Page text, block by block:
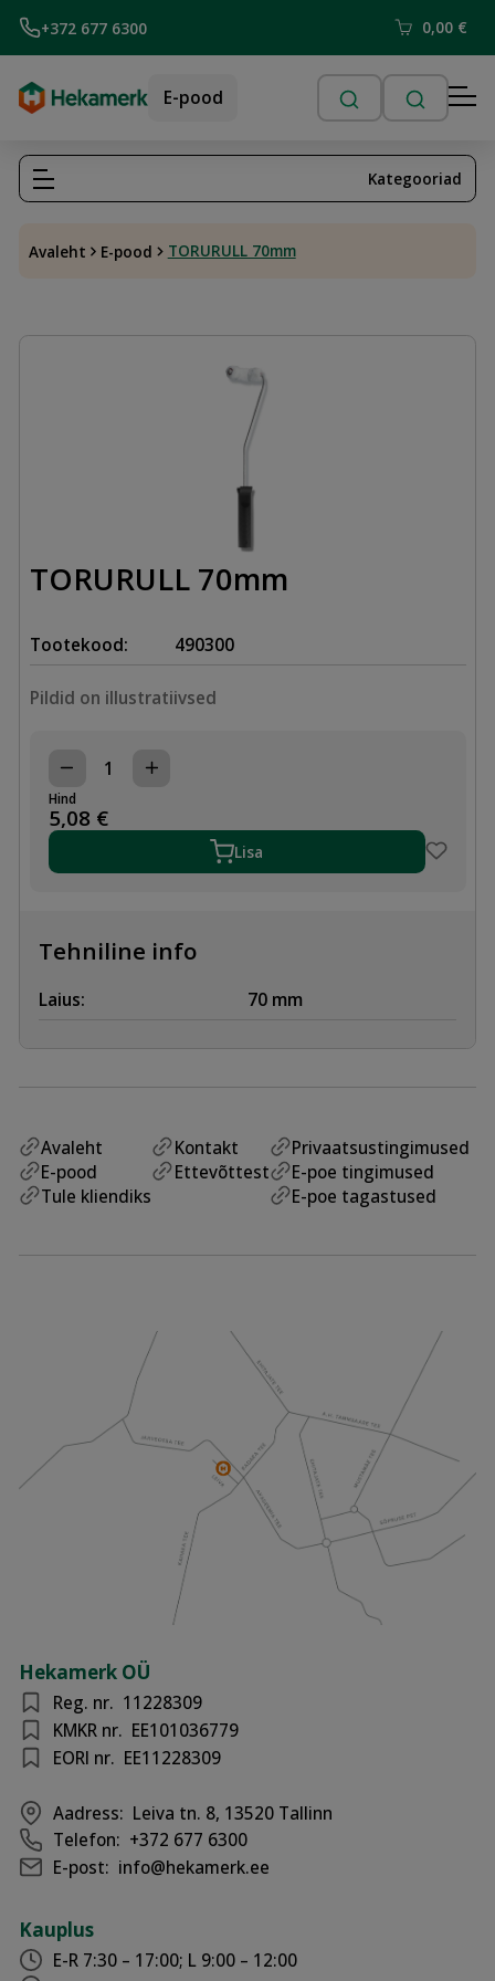
+372 677 6300 0,00 €
E-pood
Avaleht E-pood TORURULL 70mm
Kategooriad
TORURULL 70mm
Tootekood: 490300
Pildid on illustratiivsed
TORURULL
70mm
kogus
Hind
5,08 €
Lisa
Tehniline info
Laius: 70 mm
Avaleht
E-pood
Tule kliendiks
Kontakt
Ettevõttest
Privaatsustingimused
E-poe tingimused
E-poe tagastused
Hekamerk OÜ
Reg. nr. 11228309
KMKR nr. EE101036779
EORI nr. EE11228309
Aadress: Leiva tn. 8, 13520 Tallinn
Telefon: +372 677 6300
E-post: info@hekamerk.ee
Kauplus
E-R 7:30 – 17:00; L 9:00 – 12:00